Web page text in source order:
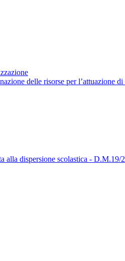
delle risorse per l’attuazione
alla dispersione scolastica - D.M.19/